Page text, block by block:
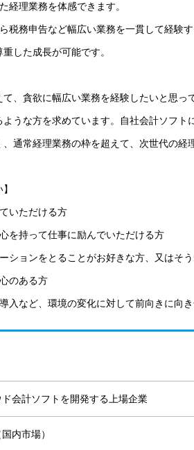
経理業務を体感できます。
税務申告など幅広い業務を一貫して経験
した成長が可能です。
て、貪欲に幅広い業務を経験したいと思
うな方を求めています。自社会計ソフ
通常経理業務の枠を超えて、次世代の経
いただける方
を持って仕事に励んでいただける方
ションをとることがお好きな方、又はそ
のある方
入など、環境の変化に対して前向きに向
ド会計ソフトを開発する上場企業
内市場）